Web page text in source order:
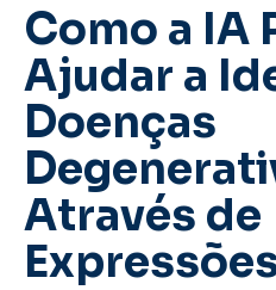
Como a IA
Ajudar a
Doenças
Através de